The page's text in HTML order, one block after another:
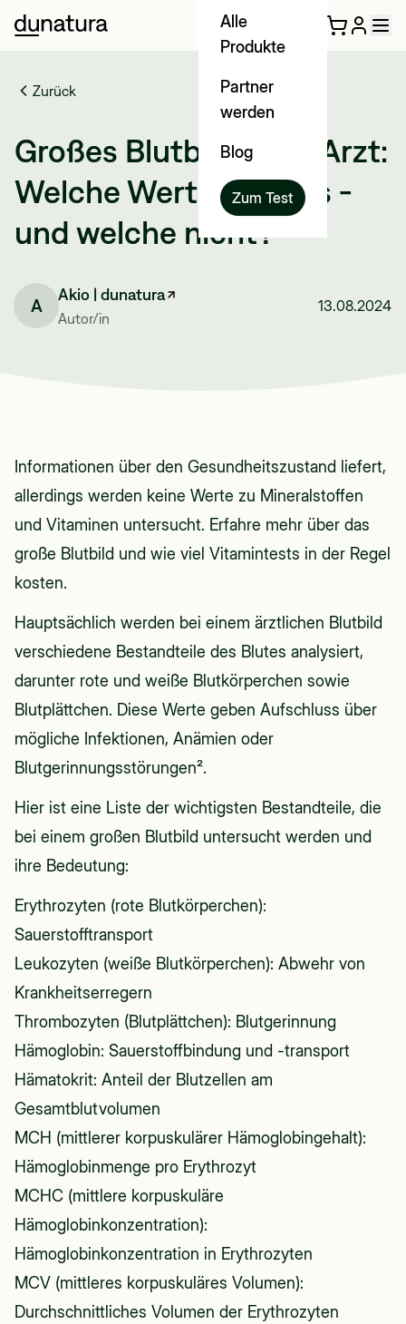
Alle
Produkte
Partner
werden
Blog
Zum Test
Zurück
Großes Blutbild beim Arzt:
Welche Werte zeigt es -
und welche nicht?
A
Akio | dunatura
Autor/in
13.08.2024
Informationen über den Gesundheitszustand liefert,
allerdings werden keine Werte zu Mineralstoffen
und Vitaminen untersucht. Erfahre mehr über das
große Blutbild und wie viel Vitamintests in der Regel
kosten.
Hauptsächlich werden bei einem ärztlichen Blutbild
verschiedene Bestandteile des Blutes analysiert,
darunter rote und weiße Blutkörperchen sowie
Blutplättchen. Diese Werte geben Aufschluss über
mögliche Infektionen, Anämien oder
Blutgerinnungsstörungen².
Hier ist eine Liste der wichtigsten Bestandteile, die
bei einem großen Blutbild untersucht werden und
ihre Bedeutung:
Erythrozyten (rote Blutkörperchen):
Sauerstofftransport
Leukozyten (weiße Blutkörperchen): Abwehr von
Krankheitserregern
Thrombozyten (Blutplättchen): Blutgerinnung
Hämoglobin: Sauerstoffbindung und -transport
Hämatokrit: Anteil der Blutzellen am
Gesamtblutvolumen
MCH (mittlerer korpuskulärer Hämoglobingehalt):
Hämoglobinmenge pro Erythrozyt
MCHC (mittlere korpuskuläre
Hämoglobinkonzentration):
Hämoglobinkonzentration in Erythrozyten
MCV (mittleres korpuskuläres Volumen):
Durchschnittliches Volumen der Erythrozyten